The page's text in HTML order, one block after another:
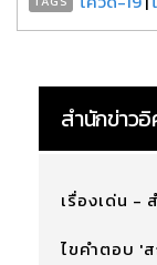
สำนักข่าวอิ
เรื่องเด่น -
ไขคำตอบ '